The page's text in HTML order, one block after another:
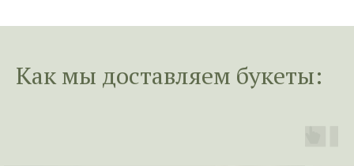
Как мы доставляем букеты: